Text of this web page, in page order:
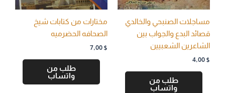
مساجلات الصنبحي والخالدي
قصائد البدع والجواب بين
الشاعرين الشعبيين
4,00 $
طلب من
واتساب
مختارات من كتابات شيخ
الصحافه الحضرميه
7,00 $
طلب من
واتساب